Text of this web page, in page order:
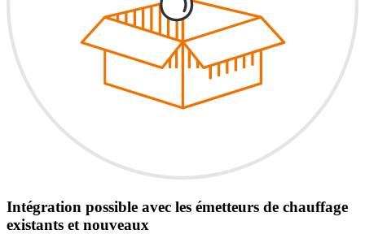
Intégration possible avec les émetteurs de chauffage
existants et nouveaux